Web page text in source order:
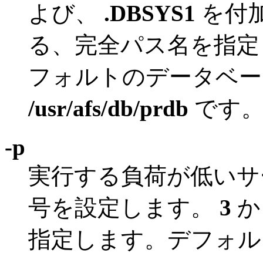
よび、 .DBSYS1 を付
る、完全パス名を指
フォルトのデータベ
/usr/afs/db/prdb です
-p
実行する負荷が低い
号を設定します。 3
指定します。デフォ